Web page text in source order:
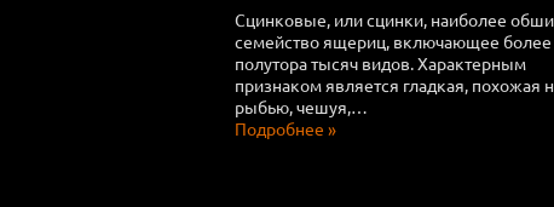
Сцинковые, или сцинки, наиболее
семейство ящериц, включающее более
полутора тысяч видов. Характерным
признаком является гладкая, похожая
рыбью, чешуя,…
Подробнее »